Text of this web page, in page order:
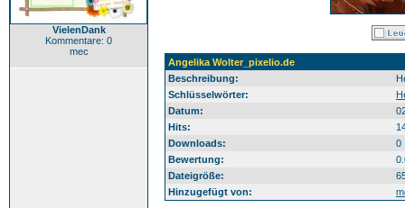
VielenDank
Kommentare: 0
mec
Angelika Wolter_pixelio.de
Beschreibung:
Schlüsselwörter:
Datum:
Hits:
Downloads:
0
Bewertung:
Dateigröße:
Hinzugefügt von: